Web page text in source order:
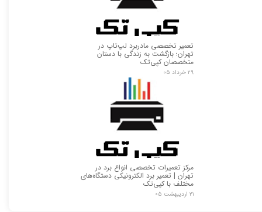
تعمیر تخصصی مادربرد لپ‌تاپ در
تهران؛ بازگشت به زندگی با دستان
متخصصان کپی‌تک
۲۹ خرداد ۰۵
مرکز تعمیرات تخصصی انواع برد در
تهران | تعمیر برد الکترونیکی دستگاه‌های
مختلف با کپی‌تک
۲۱ اردیبهشت ۰۵